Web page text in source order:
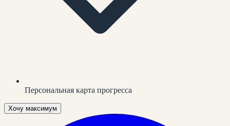
Персональная карта прогресса
Хочу максимум